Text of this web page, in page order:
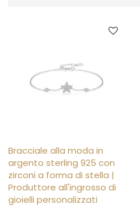
Bracciale alla moda in
argento sterling 925 con
zirconi a forma di stella |
Produttore all'ingrosso di
gioielli personalizzati